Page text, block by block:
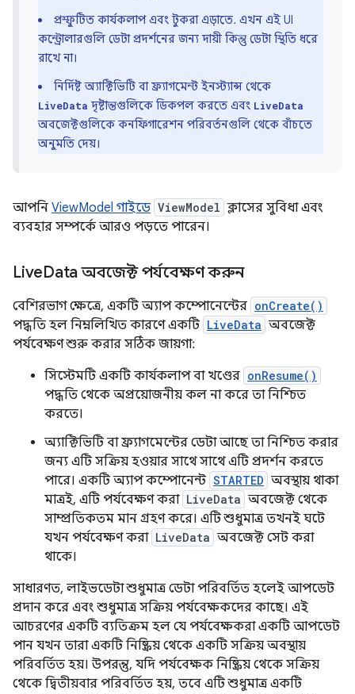
প্রস্ফুটিত কার্যকলাপ এবং টুকরা এড়াতে. এখন এই UI
কন্ট্রোলারগুলি ডেটা প্রদর্শনের জন্য দায়ী কিন্তু ডেটা স্থিতি ধরে
রাখে না।
নির্দিষ্ট অ্যাক্টিভিটি বা ফ্র্যাগমেন্ট ইনস্ট্যান্স থেকে
LiveData দৃষ্টান্তগুলিকে ডিকপল করতে এবং LiveData
অবজেক্টগুলিকে কনফিগারেশন পরিবর্তনগুলি থেকে বাঁচতে
অনুমতি দেয়।
আপনি ViewModel গাইডে ViewModel ক্লাসের সুবিধা এবং
ব্যবহার সম্পর্কে আরও পড়তে পারেন।
LiveData অবজেক্ট পর্যবেক্ষণ করুন
বেশিরভাগ ক্ষেত্রে, একটি অ্যাপ কম্পোনেন্টের onCreate()
পদ্ধতি হল নিম্নলিখিত কারণে একটি LiveData অবজেক্ট
পর্যবেক্ষণ শুরু করার সঠিক জায়গা:
সিস্টেমটি একটি কার্যকলাপ বা খণ্ডের onResume()
পদ্ধতি থেকে অপ্রয়োজনীয় কল না করে তা নিশ্চিত
করতে।
অ্যাক্টিভিটি বা ফ্র্যাগমেন্টের ডেটা আছে তা নিশ্চিত করার
জন্য এটি সক্রিয় হওয়ার সাথে সাথে এটি প্রদর্শন করতে
পারে। একটি অ্যাপ কম্পোনেন্ট STARTED অবস্থায় থাকা
মাত্রই, এটি পর্যবেক্ষণ করা LiveData অবজেক্ট থেকে
সাম্প্রতিকতম মান গ্রহণ করে। এটি শুধুমাত্র তখনই ঘটে
যখন পর্যবেক্ষণ করা LiveData অবজেক্ট সেট করা
থাকে।
সাধারণত, লাইভডেটা শুধুমাত্র ডেটা পরিবর্তিত হলেই আপডেট
প্রদান করে এবং শুধুমাত্র সক্রিয় পর্যবেক্ষকদের কাছে। এই
আচরণের একটি ব্যতিক্রম হল যে পর্যবেক্ষকরা একটি আপডেট
পান যখন তারা একটি নিষ্ক্রিয় থেকে একটি সক্রিয় অবস্থায়
পরিবর্তিত হয়। উপরন্তু, যদি পর্যবেক্ষক নিষ্ক্রিয় থেকে সক্রিয়
থেকে দ্বিতীয়বার পরিবর্তিত হয়, তবে এটি শুধুমাত্র একটি